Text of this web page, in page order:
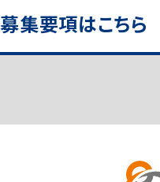
募集要項はこちら